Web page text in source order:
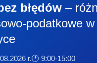
błędów –
podatkowe w
r.🕐 9:00-15:00